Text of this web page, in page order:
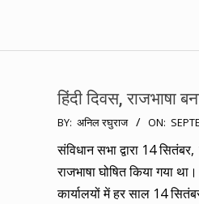
CLEVER!
हिंदी दिवस, राजभाषा
2010-
09-
BY: अनिल रघुराज ON:
संविधान सभा द्वारा 14
राजभाषा घोषित किया गया
कार्यालयों में हर साल 14